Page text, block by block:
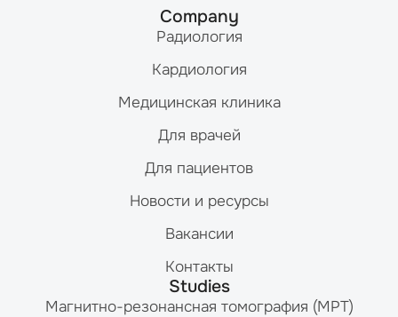
Company
Радиология
Кардиология
Медицинская клиника
Для врачей
Для пациентов
Новости и ресурсы
Вакансии
Контакты
Studies
Магнитно-резонансная томография (МРТ)